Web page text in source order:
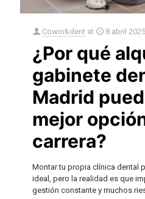
Coworkdent at 8 abril 2025
¿Por qué
gabinete
Madrid
mejor
carrera?
Montar tu propia clínica dental
ideal, pero la realidad es que
gestión constante y muchos